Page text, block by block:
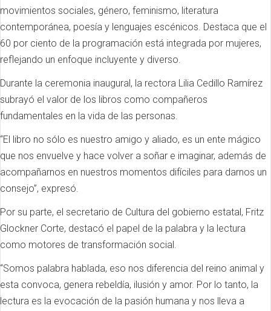
movimientos sociales, género, feminismo, literatura
contemporánea, poesía y lenguajes escénicos. Destaca que el
60 por ciento de la programación está integrada por mujeres,
reflejando un enfoque incluyente y diverso.
Durante la ceremonia inaugural, la rectora Lilia Cedillo Ramírez
subrayó el valor de los libros como compañeros
fundamentales en la vida de las personas.
“El libro no sólo es nuestro amigo y aliado, es un ente mágico
que nos envuelve y hace volver a soñar e imaginar, además de
acompañarnos en nuestros momentos difíciles para darnos un
consejo”, expresó.
Por su parte, el secretario de Cultura del gobierno estatal, Fritz
Glockner Corte, destacó el papel de la palabra y la lectura
como motores de transformación social.
“Somos palabra hablada, eso nos diferencia del reino animal y
esta convoca, genera rebeldía, ilusión y amor. Por lo tanto, la
lectura es la evocación de la pasión humana y nos lleva a